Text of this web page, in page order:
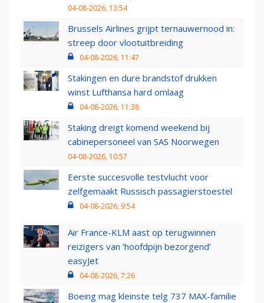
04-08-2026, 13:54
Brussels Airlines grijpt ternauwernood in:
streep door vlootuitbreiding
04-08-2026, 11:47
Stakingen en dure brandstof drukken
winst Lufthansa hard omlaag
04-08-2026, 11:38
Staking dreigt komend weekend bij
cabinepersoneel van SAS Noorwegen
04-08-2026, 10:57
Eerste succesvolle testvlucht voor
zelfgemaakt Russisch passagierstoestel
04-08-2026, 9:54
Air France-KLM aast op terugwinnen
reizigers van ‘hoofdpijn bezorgend’
easyJet
04-08-2026, 7:26
Boeing mag kleinste telg 737 MAX-familie